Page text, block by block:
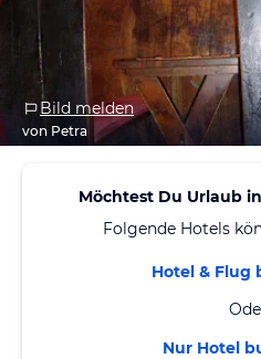
Bild melden
von Petra
Möchtest Du Urlaub
Folgende Hotels
Hotel & Flug
Nur Hotel